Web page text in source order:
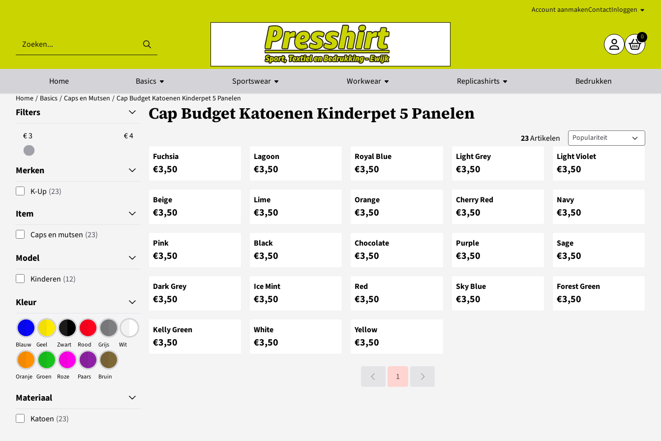
Account aanmakenContactInloggen
Zoeken 0
Home Basics Sportswear Workwear Replicashirts Bedrukken
Home / Basics / Caps en Mutsen / Cap Budget Katoenen Kinderpet 5 Panelen
Filters
€ 3 € 4
Merken
K-Up (23)
Item
Caps en mutsen (23)
Model
Kinderen (12)
Kleur
Blauw Geel Zwart Rood Grijs Wit
Oranje Groen Roze Paars Bruin
Materiaal
Katoen (23)
Cap Budget Katoenen Kinderpet 5 Panelen
23Artikelen
Sorteermethode
Fuchsia
Prijs: 3,50
€3,50
Lagoon
Prijs: 3,50
€3,50
Royal Blue
Prijs: 3,50
€3,50
Light Grey
Prijs: 3,50
€3,50
Light Violet
Prijs: 3,50
€3,50
Beige
Prijs: 3,50
€3,50
Lime
Prijs: 3,50
€3,50
Orange
Prijs: 3,50
€3,50
Cherry Red
Prijs: 3,50
€3,50
Navy
Prijs: 3,50
€3,50
Pink
Prijs: 3,50
€3,50
Black
Prijs: 3,50
€3,50
Chocolate
Prijs: 3,50
€3,50
Purple
Prijs: 3,50
€3,50
Sage
Prijs: 3,50
€3,50
Dark Grey
Prijs: 3,50
€3,50
Ice Mint
Prijs: 3,50
€3,50
Red
Prijs: 3,50
€3,50
Sky Blue
Prijs: 3,50
€3,50
Forest Green
Prijs: 3,50
€3,50
Kelly Green
Prijs: 3,50
€3,50
White
Prijs: 3,50
€3,50
Yellow
Prijs: 3,50
€3,50
1